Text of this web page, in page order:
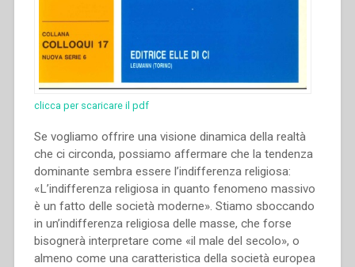
clicca per scaricare il pdf
Se vogliamo offrire una visione dinamica della realtà
che ci circonda, possiamo affermare che la tendenza
dominante sembra essere l’indifferenza religiosa:
«L’indifferenza religiosa in quanto fenomeno massivo
è un fatto delle società moderne». Stiamo sboccando
in un’indifferenza religiosa delle masse, che forse
bisognerà interpretare come «il male del secolo», o
almeno come una caratteristica della società europea